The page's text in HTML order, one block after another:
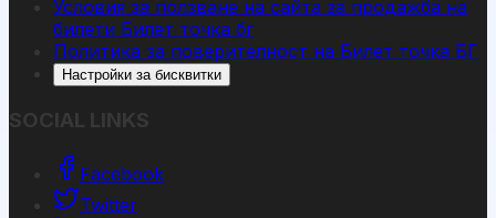
Условия за ползване на сайта за продажба на
билети Билет точка бг
Политика за поверителност на Билет точка БГ
Настройки за бисквитки
SOCIAL LINKS
Facebook
Twitter